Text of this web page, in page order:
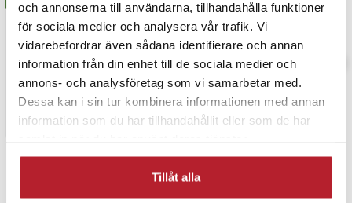
och annonserna till användarna, tillhandahålla funktioner
för sociala medier och analysera vår trafik. Vi
vidarebefordrar även sådana identifierare och annan
information från din enhet till de sociala medier och
annons- och analysföretag som vi samarbetar med.
Dessa kan i sin tur kombinera informationen med annan
information som du har tillhandahållit eller som de har
Tillåt alla
PRISGARANTI